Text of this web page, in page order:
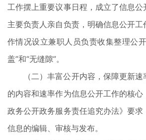
工作摆上重要议事日程，成立了信息
主要负责人亲自负责，明确信息公开
作情况设立兼职人员负责收集整理公
盖”和“无缝隙”。
（二）丰富公开内容，保障更新
的内容和速率作为信息公开工作的核
政务公开政务服务责任追究办法》要
信息的编辑、审核与发布。